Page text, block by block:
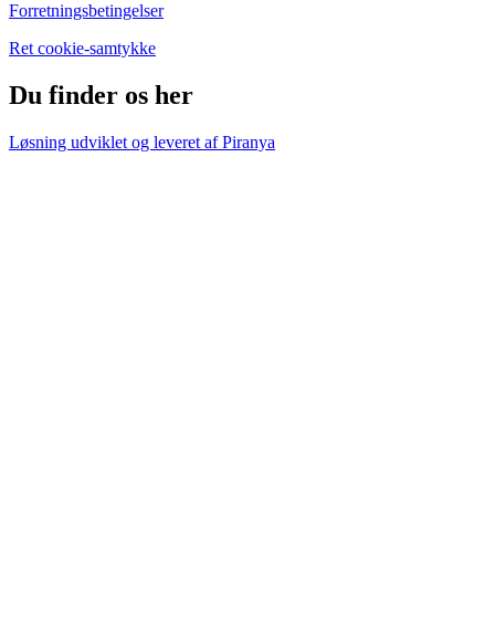
Forretningsbetingelser
Ret cookie-samtykke
Du finder os her
Løsning udviklet og leveret afPiranya